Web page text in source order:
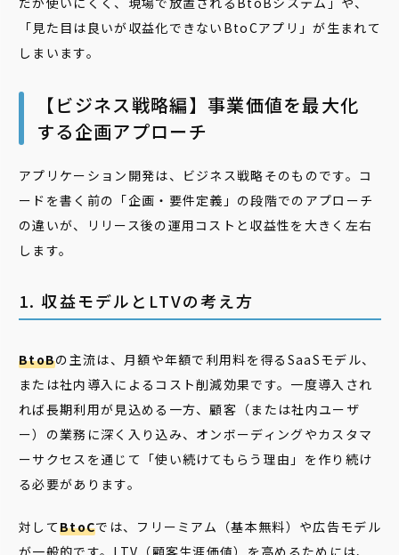
「見た目は良いが収益化できないBtoCアプリ」が生まれて
しまいます。
【ビジネス戦略編】事業価値を最大化
する企画アプローチ
アプリケーション開発は、ビジネス戦略そのものです。コ
ードを書く前の「企画・要件定義」の段階でのアプローチ
の違いが、リリース後の運用コストと収益性を大きく左右
します。
1. 収益モデルとLTVの考え方
BtoBの主流は、月額や年額で利用料を得るSaaSモデル、
または社内導入によるコスト削減効果です。一度導入され
れば長期利用が見込める一方、顧客（または社内ユーザ
ー）の業務に深く入り込み、オンボーディングやカスタマ
ーサクセスを通じて「使い続けてもらう理由」を作り続け
る必要があります。
対してBtoCでは、フリーミアム（基本無料）や広告モデル
が一般的です。LTV（顧客生涯価値）を高めるためには、